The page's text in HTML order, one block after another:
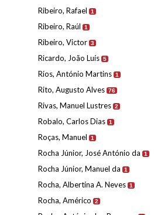
Ribeiro, Rafael 1
Ribeiro, Raúl 1
Ribeiro, Victor 3
Ricardo, João Luís 5
Rios, António Martins 1
Rito, Augusto Alves 76
Rivas, Manuel Lustres 2
Robalo, Carlos Dias 1
Roças, Manuel 1
Rocha Júnior, José António da 1
Rocha Júnior, Manuel da 1
Rocha, Albertina A. Neves 1
Rocha, Américo 2